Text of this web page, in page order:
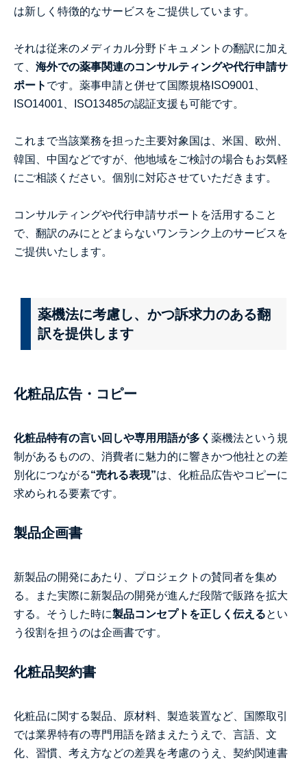
は新しく特徴的なサービスをご提供しています。
それは従来のメディカル分野ドキュメントの翻訳に加え
て、 海外での薬事関連のコンサルティングや代行申請サ
ポート です。薬事申請と併せて国際規格 ISO9001
ISO14001
ISO13485の認証支援も可能です。
これまで当該業務を担った主要対象国は、米国、欧州、
韓国、中国などですが、他地域をご検討の場合もお気軽
にご相談ください。個別に対応させていただきます。
コンサルティングや代行申請サポートを活用すること
で、翻訳のみにとどまらないワンランク上のサービスを
ご提供いたします。
薬機法に考慮し、かつ訴求力のある翻
訳を提供します
化粧品広告・コピー
化粧品特有の言い回しや専用用語が多く 薬機法という規
制があるものの、消費者に魅力的に響きかつ他社との差
別化につながる“売れる表現”は、化粧品広告やコピーに
求められる要素です。
製品企画書
新製品の開発にあたり、プロジェクトの賛同者を集め
る。また実際に新製品の開発が進んだ段階で販路を拡大
する。そうした時に製品コンセプトを正しく伝えるとい
う役割を担うのは企画書です。
化粧品契約書
化粧品に関する製品、原材料、製造装置など、国際取引
では業界特有の専門用語を踏まえたうえで、言語、文
化、習慣、考え方などの差異を考慮のうえ、契約関連書